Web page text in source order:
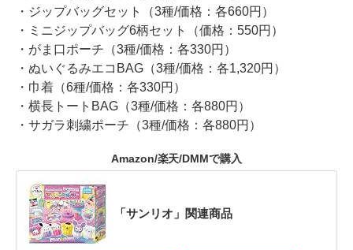
・ジップバッグセット（3種/価格：各660円）
・ミニジップバッグ6柄セット（価格：550円）
・がま口ポーチ（3種/価格：各330円）
・ぬいぐるみエコBAG（3種/価格：各1,320円）
・巾着（6種/価格：各330円）
・横長トートBAG（3種/価格：各880円）
・サガラ刺繍ポーチ（3種/価格：各880円）
Amazon/楽天/DMMで購入
「サンリオ」関連商品